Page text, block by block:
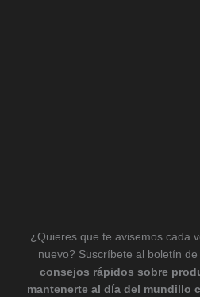
¿Quieres que te avisemos cada
nuevo? Suscríbete al boletín de
consejos rápidos sobre
mantenerte al día del mundillo